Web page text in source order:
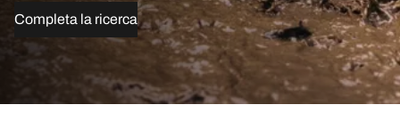
Completa la ricerca